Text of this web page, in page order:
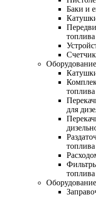
Баки и
топлива
топлива
для
топлива
топлива